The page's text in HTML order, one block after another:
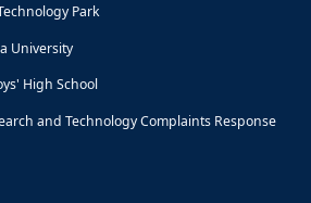
Park
University
High School
and Technology Complaints Response